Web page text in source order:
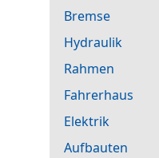
Bremse
Hydraulik
Rahmen
Fahrerhaus
Elektrik
Aufbauten